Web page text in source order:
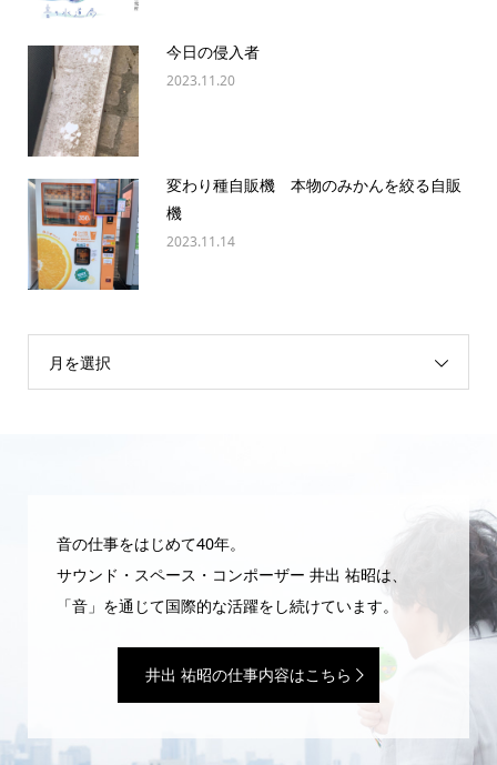
今日の侵入者
2023.11.20
変わり種自販機 本物のみかんを絞る自販
機
2023.11.14
月を選択
音の仕事をはじめて40年。
サウンド・スペース・コンポーザー 井出 祐昭は、
「音」を通じて国際的な活躍をし続けています。
井出 祐昭の仕事内容はこちら